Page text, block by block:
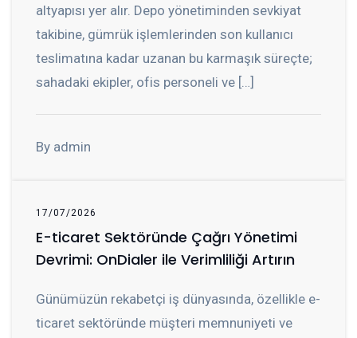
altyapısı yer alır. Depo yönetiminden sevkiyat
takibine, gümrük işlemlerinden son kullanıcı
teslimatına kadar uzanan bu karmaşık süreçte;
sahadaki ekipler, ofis personeli ve […]
By admin
17/07/2026
E-ticaret Sektöründe Çağrı Yönetimi
Devrimi: OnDialer ile Verimliliği Artırın
Günümüzün rekabetçi iş dünyasında, özellikle e-
ticaret sektöründe müşteri memnuniyeti ve